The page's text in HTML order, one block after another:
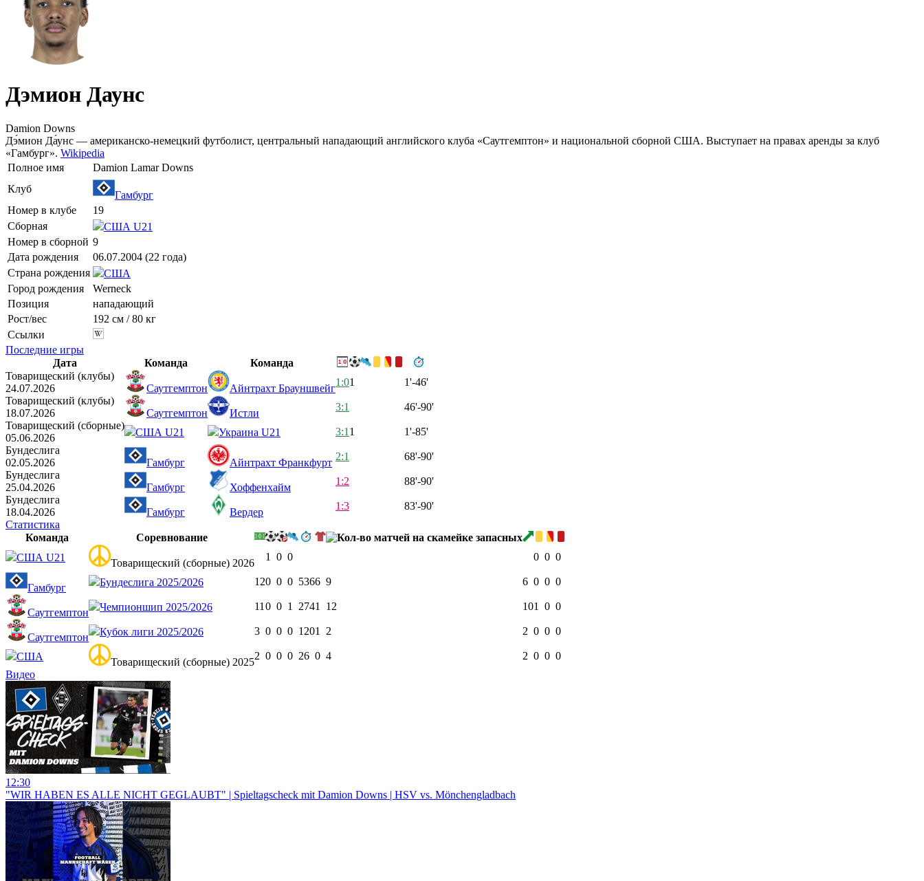
Дэмион Даунс
Damion Downs
Дэ́мион Да́унс — американско-немецкий футболист, центральный нападающий английского клуба «Саутгемптон» и национальной сборной США. Выступает на правах аренды за клуб
«Гамбург». Wikipedia
Полное имя
Damion Lamar Downs
Клуб
Гамбург
Номер в клубе
19
Сборная
США U21
Номер в сборной 9
Дата рождения
06.07.2004 (22 года)
Страна рождения
США
Город рождения
Werneck
Позиция
нападающий
Рост/вес
192 см / 80 кг
Ссылки
Последние игры
Дата
Команда
Команда
Товарищеский (клубы)
24.07.2026
Саутгемптон Айнтрахт Брауншвейг
1:01
1'-46'
Товарищеский (клубы)
18.07.2026
Саутгемптон Истли
3:1
46'-90'
Товарищеский (сборные)
05.06.2026
США U21 Украина U21 3:1 1
1'-85'
Бундеслига
02.05.2026
Гамбург Айнтрахт Франкфурт
2:1
68'-90'
Бундеслига
25.04.2026
Гамбург Хоффенхайм
1:2
88'-90'
Бундеслига
18.04.2026
Гамбург Вердер
1:3
83'-90'
Статистика
Команда
Соревнование
США U21
Товарищеский (сборные) 2026
1 0 0 0 0 0
Гамбург Бундеслига 2025/2026 120 0 0 5366 9 6 0 0 0
Саутгемптон Чемпионшип 2025/2026 11 0 0 1 2741 12 101 0 0
Саутгемптон Кубок лиги 2025/2026 3 0 0 0 1201 2 2 0 0 0
США Товарищеский (сборные) 2025
2 0 0 0 26 0 4 2 0 0 0
Видео
12:30
"WIR HABEN ES ALLE NICHT GEGLAUBT" | Spieltagscheck mit Damion Downs | HSV vs. Mönchengladbach